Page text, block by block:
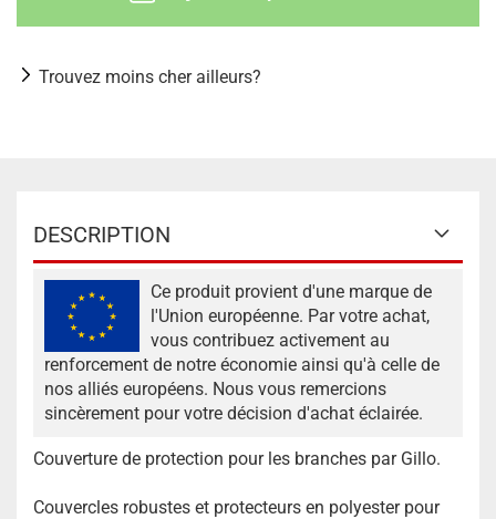
Trouvez moins cher ailleurs?
DESCRIPTION
Ce produit provient d'une marque de
l'Union européenne. Par votre achat,
vous contribuez activement au
renforcement de notre économie ainsi qu'à celle de
nos alliés européens. Nous vous remercions
sincèrement pour votre décision d'achat éclairée.
Couverture de protection pour les branches par Gillo.
Couvercles robustes et protecteurs en polyester pour